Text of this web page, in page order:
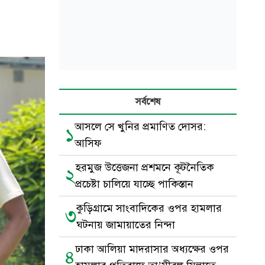
সর্বশেষ
১আসলে সে খুনির প্রমাণিত দোসর:
আসিফ
২হরমুজ উত্তেজনা প্রশমনে কূটনৈতিক
প্রচেষ্টা চালিয়ে যাচ্ছে পাকিস্তান
৩কুড়িগ্রামে সাংবাদিকের ওপর হামলার
ঘটনায় জামায়াতের নিন্দা
৪ঢাকা আলিয়া মাদরাসার অধ্যক্ষের ওপর